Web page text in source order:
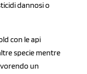
dannosi o
con le api
specie mentre
un